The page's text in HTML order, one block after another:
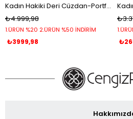
Kadın Hakiki Deri Cüzdan-Portföy 65104-Kırmızı
₺4.999,98
1.ÜRÜN %20 2.ÜRÜN %50 İNDİRİM
₺3999,98